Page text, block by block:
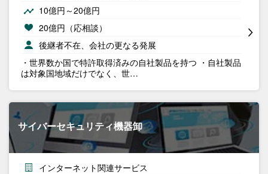
10億円～20億円
20億円（応相談）
後継者不在、会社の更なる発展
・世界数か国で特許取得済みの自社製品を持つ ・自社製品
は対象国地域だけでなく、世…
サイバーセキュリティ機器卸
インターネット関連サービス